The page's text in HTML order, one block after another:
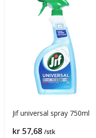
Jif universal spray 750ml
Pris
kr 57,68 /stk